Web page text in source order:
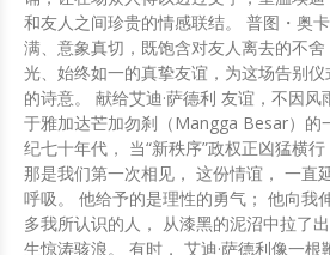
和友人之间珍贵的情感联结。 普图・奥
满、意象真切，既饱含对友人离去的不
光、始终如一的真挚友谊，为这场告别
的诗意。 献给艾迪·萨德利 友谊，不因风雨与烈日而褪色 我们相识
于雅加达芒加勿刹（Mangga Besar）的
纪七十年代， 当“新秩序”政权正凶猛横行
那是我们第一次相见， 这份情谊， 一直
呼吸。 他给予的是理性的勇气； 他向我
多我所认识的人， 从漆黑的泥沼中拉了
生惊涛骇浪。 有时， 艾迪·萨德利像一